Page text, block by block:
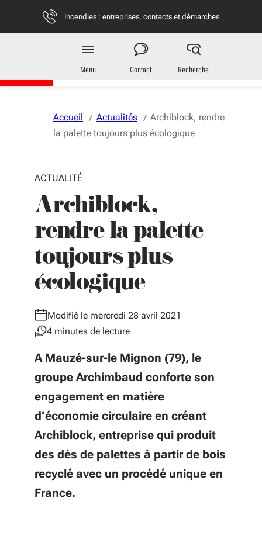
Vous naviguez en mode anonymisé,
Incendies : entreprises, contacts et démarches
Entreprises
en Nouvelle-Aquitaine
Menu Contact Recherche
Accueil Actualités
Archiblock, rendre
la palette toujours plus écologique
ACTUALITÉ
Archiblock,
rendre la palette
toujours plus
écologique
Modifié le mercredi 28 avril 2021
4 minutes de lecture
A Mauzé-sur-le Mignon (79), le
groupe Archimbaud conforte son
engagement en matière
d’économie circulaire en créant
Archiblock, entreprise qui produit
des dés de palettes à partir de bois
recyclé avec un procédé unique en
France.